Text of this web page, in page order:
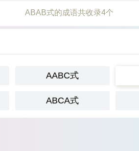
ABAB式的成语共收录4个
AABC式
ABCA式